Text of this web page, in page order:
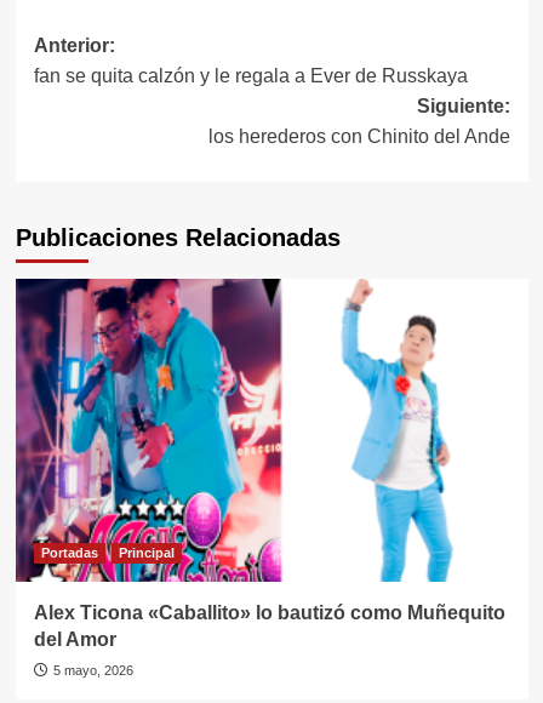
Navegación
de
Anterior:
fan se quita calzón y le regala a Ever de Russkaya
Siguiente:
los herederos con Chinito del Ande
Publicaciones Relacionadas
Portadas Principal
Alex Ticona «Caballito» lo bautizó como Muñequito
del Amor
5 mayo, 2026